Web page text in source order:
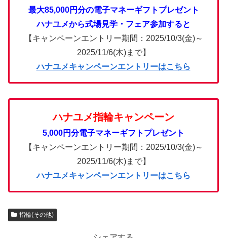
最大85,000円分の電子マネーギフトプレゼント
ハナユメから式場見学・フェア参加すると
【キャンペーンエントリー期間：2025/10/3(金)～
2025/11/6(木)まで】
ハナユメキャンペーンエントリーはこちら
ハナユメ指輪キャンペーン
5,000円分電子マネーギフトプレゼント
【キャンペーンエントリー期間：2025/10/3(金)～
2025/11/6(木)まで】
ハナユメキャンペーンエントリーはこちら
指輪(その他)